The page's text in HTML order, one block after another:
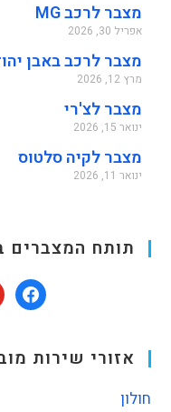
מצבר לרכב MG
אפריל 30, 2026
מצבר לרכב באבן
מרץ 12, 2026
מצבר לצ'רי
ינואר 15, 2026
מצבר לקיה סלטוס
ינואר 11, 2026
תותח
אזורי שירות
חולון